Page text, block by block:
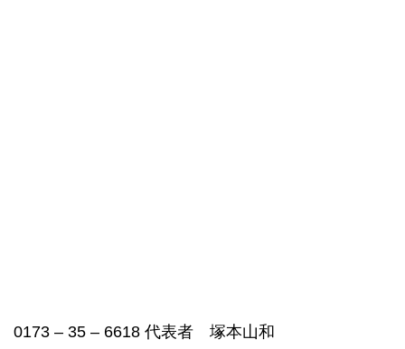
0173 – 35 – 6618 代表者 塚本山和